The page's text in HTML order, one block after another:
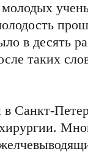
в десять
таких
Санкт-